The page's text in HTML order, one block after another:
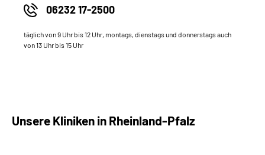
06232 17-2500
täglich von 9 Uhr bis 12 Uhr, montags, dienstags und donnerstags auch
von 13 Uhr bis 15 Uhr
Unsere Kliniken in Rheinland-Pfalz